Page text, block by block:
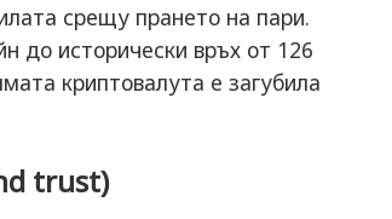
срещу прането на пари.
до исторически връх от 126
криптовалута е загубила
trust)